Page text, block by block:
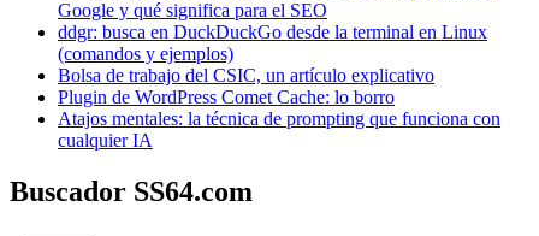
Google y qué significa para el SEO
ddgr: busca en DuckDuckGo desde la terminal en Linux
(comandos y ejemplos)
Bolsa de trabajo del CSIC, un artículo explicativo
Plugin de WordPress Comet Cache: lo borro
Atajos mentales: la técnica de prompting que funciona con
cualquier IA
Buscador SS64.com